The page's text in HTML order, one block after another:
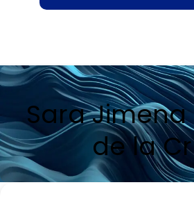
Sara
de la